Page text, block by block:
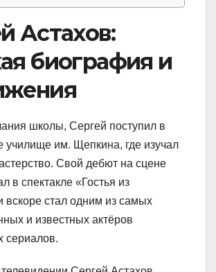
Астахов:
биография и
школы, Сергей поступил в
училище им. Щепкина, где изучал
Свой дебют на сцене
в спектакле «Гостья из
вскоре стал одним из самых
и известных актёров
сериалов.